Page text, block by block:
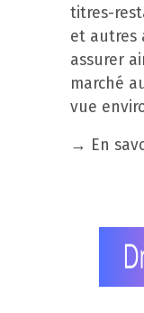
titres-
et autres
assurer
marché
vue
→ En